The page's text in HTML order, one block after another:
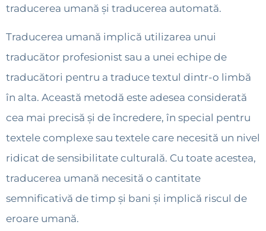
traducerea umană și traducerea automată.
Traducerea umană implică utilizarea unui
traducător profesionist sau a unei echipe de
traducători pentru a traduce textul dintr-o limbă
în alta. Această metodă este adesea considerată
cea mai precisă și de încredere, în special pentru
textele complexe sau textele care necesită un nivel
ridicat de sensibilitate culturală. Cu toate acestea,
traducerea umană necesită o cantitate
semnificativă de timp și bani și implică riscul de
eroare umană.